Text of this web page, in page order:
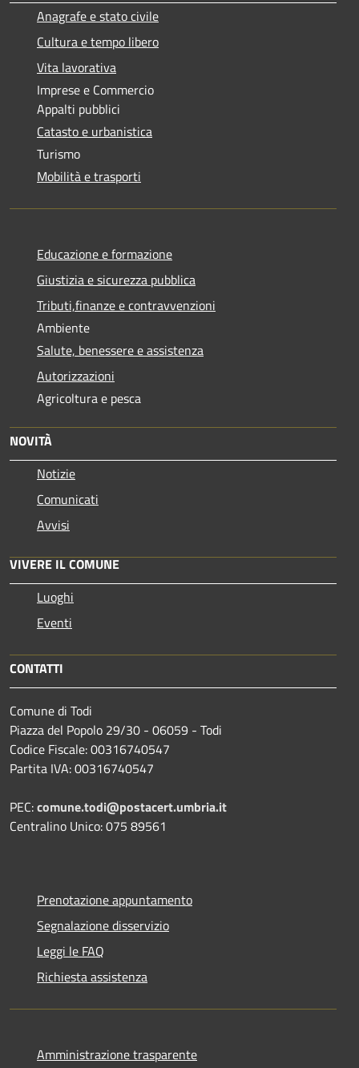
Anagrafe e stato civile
Cultura e tempo libero
Vita lavorativa
Imprese e Commercio
Appalti pubblici
Catasto e urbanistica
Turismo
Mobilità e trasporti
Educazione e formazione
Giustizia e sicurezza pubblica
Tributi,finanze e contravvenzioni
Ambiente
Salute, benessere e assistenza
Autorizzazioni
Agricoltura e pesca
NOVITÀ
Notizie
Comunicati
Avvisi
VIVERE IL COMUNE
Luoghi
Eventi
CONTATTI
Comune di Todi
Piazza del Popolo 29/30 - 06059 - Todi
Codice Fiscale: 00316740547
Partita IVA: 00316740547
PEC:comune.todi@postacert.umbria.it
Centralino Unico: 075 89561
Prenotazione appuntamento
Segnalazione disservizio
Leggi le FAQ
Richiesta assistenza
Amministrazione trasparente